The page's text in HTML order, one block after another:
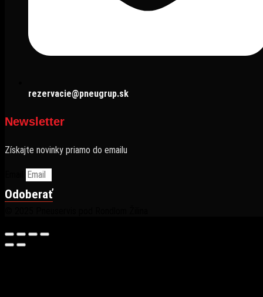
rezervacie@pneugrup.sk
Newsletter
Získajte novinky priamo do emailu
Odoberať